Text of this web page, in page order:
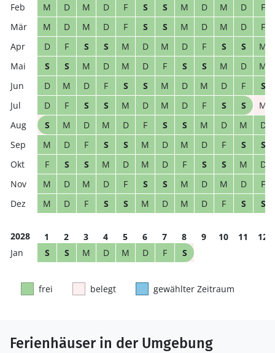
M
D M D F S S M D M D
F
M
D M D F S S M D M D
F
D
F S S M D M D F S S
M
S
S M D M D F S S M D
M
D
M D F S S M D M D F
S
D
F S S M D M D F S S
M
S
M D M D F S S M D M
D
M
D F S S M D M D F S
S
F
S S M D M D F S S M
D
M
D M D F S S M D M D
F
M
D F S S M D M D F S S
2028 1 2 3 4 5 6 7 8 9 10 11
12
S
S M D M D F S
frei belegt gewählter Zeitraum
Ferienhäuser in der Umgebung